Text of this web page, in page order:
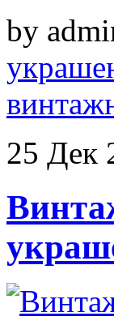
by
25 Дек